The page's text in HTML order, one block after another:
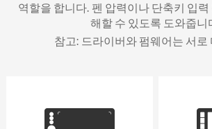
역할을 합니다. 펜 압력이나 단축키 입
해할 수 있도록 도와줍니
참고: 드라이버와 펌웨어는 서로